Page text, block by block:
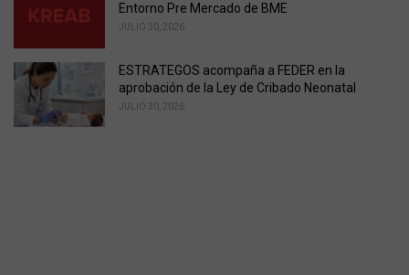
Entorno Pre Mercado de BME
JULIO 30, 2026
ESTRATEGOS acompaña a FEDER en la
aprobación de la Ley de Cribado Neonatal
JULIO 30, 2026